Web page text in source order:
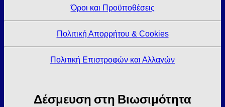
Όροι και Προϋποθέσεις
Πολιτική Απορρήτου & Cookies
Πολιτική Επιστροφών και Αλλαγών
Δέσμευση στη Βιωσιμότητα